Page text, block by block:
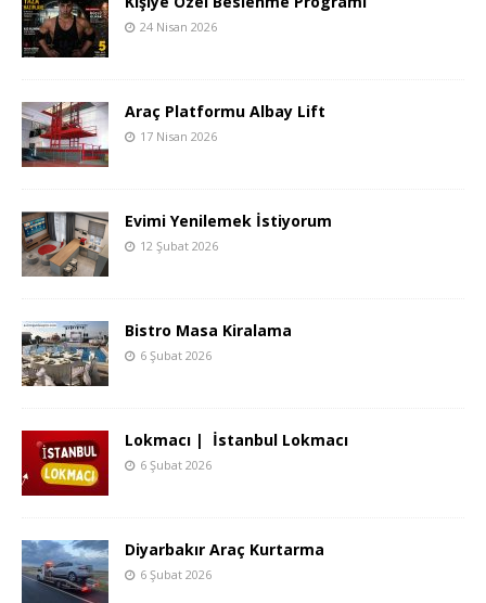
24 Nisan 2026
Araç Platformu Albay Lift
17 Nisan 2026
Evimi Yenilemek İstiyorum
12 Şubat 2026
Bistro Masa Kiralama
6 Şubat 2026
Lokmacı | İstanbul Lokmacı
6 Şubat 2026
Diyarbakır Araç Kurtarma
6 Şubat 2026